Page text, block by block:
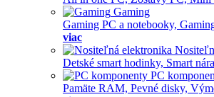
Gaming
Gaming PC a notebooky,
viac
Detské smart hodinky, Smart
PC
Pamäte RAM, Pevné disky,